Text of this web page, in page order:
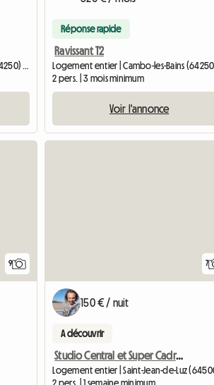
Réponse rapide
Ravissant T2
2 pers. | 3 mois minimum
Voir l'annonce
9 7
150 € / nuit
A découvrir
Studio Central et Super Cadre St-jean-de-luz
2 pers. | 1 semaine minimum